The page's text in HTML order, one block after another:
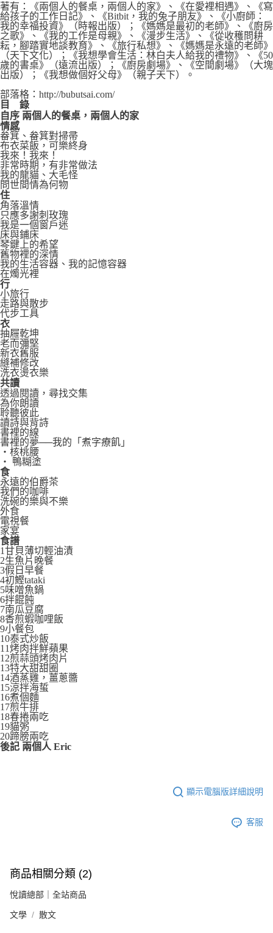
著有：《兩個人的餐桌，兩個人的家》、《在愛裡相遇》、《寫
給孩子的工作日記》、《Bitbit，我的兔子朋友》、《小廚師：
我的幸福投資》（時報出版）；《媽媽是最初的老師》、《廚房
之歌》、《我的工作是母親》、《漫步生活》、《從收穫問耕
耘，腳踏實地談教育》、《旅行私想》、《媽媽是永遠的老師》
（天下文化）；《我想學會生活：林白夫人給我的禮物》、《50
歲的書桌》（遠流出版）；《廚房劇場》、《空間劇場》（大塊
出版）；《我想做個好父母》（親子天下）。
部落格：http://bubutsai.com/
目
錄
自序 兩個人的餐桌，兩個人的家
情感
畚箕、畚箕對掃帚
布衣菜飯，可樂終身
我來！我來！
非常時期，有非常做法
我的龍貓、大毛怪
問世間情為何物
住
角落溫情
只應多謝刺玫瑰
我是一個窗戶迷
床與鋪床
琴鍵上的希望
舊物裡的深情
我的生活容器、我的記憶容器
在燭光裡
行
小旅行
走路與散步
代步工具
衣
抽屜乾坤
老而彌堅
新衣舊服
縫補修改
洗衣燙衣樂
共讀
透過閱讀，尋找交集
為你朗讀
聆聽彼此
讀詩與背詩
書裡的線
書裡的夢──我的「煮字療飢」
‧核桃腰
‧ 鴨糊塗
食
永遠的伯爵茶
我們的咖啡
洗碗的樂與不樂
外食
電視餐
家宴
食譜
1甘貝薄切輕油漬
2生魚片晚餐
3假日早餐
4初鰹tataki
5味噌魚鍋
6拌餛飩
7南瓜豆腐
8香煎蝦咖哩飯
9小餐包
10泰式炒飯
11烤肉拌鮮蘋果
12煎蒜頭烤肉片
13特大甜甜圈
14酒蒸雞，薑蔥醬
15涼拌海蜇
16煮個麵
17煎牛排
18春捲兩吃
19貓粥
20蹄膀兩吃
後記 兩個人 Eric
顯示電腦版詳細說明
客服
商品相關分類 (2)
悅讀總部｜全站商品
文學 散文